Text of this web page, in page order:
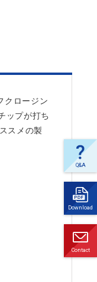
よく
ある
ご質
問
Q&A
ダウ
ンロ
ード
Download
Contact
クロージン
ップが打ち
スメの製